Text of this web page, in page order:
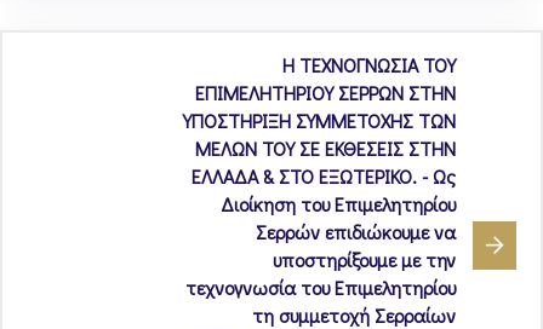
Η ΤΕΧΝΟΓΝΩΣΙΑ ΤΟΥ
ΕΠΙΜΕΛΗΤΗΡΙΟΥ ΣΕΡΡΩΝ ΣΤΗΝ
ΥΠΟΣΤΗΡΙΞΗ ΣΥΜΜΕΤΟΧΗΣ ΤΩΝ
ΜΕΛΩΝ ΤΟΥ ΣΕ ΕΚΘΕΣΕΙΣ ΣΤΗΝ
ΕΛΛΑΔΑ & ΣΤΟ ΕΞΩΤΕΡΙΚΟ. - Ως
Διοίκηση του Επιμελητηρίου
Σερρών επιδιώκουμε να
υποστηρίξουμε με την
τεχνογνωσία του Επιμελητηρίου
τη συμμετοχή Σερραίων